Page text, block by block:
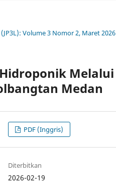
(JP3L): Volume 3 Nomor 2, Maret 2026
Melalui
Medan
PDF (Inggris)
Diterbitkan
2026-02-19